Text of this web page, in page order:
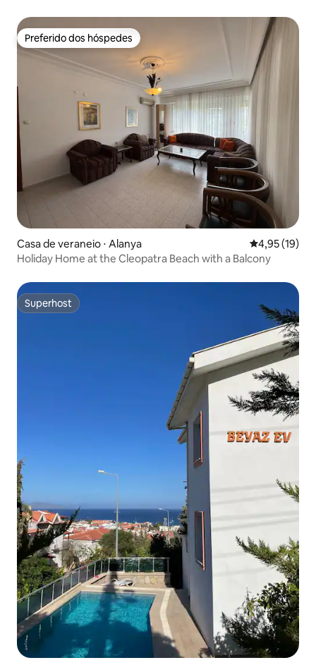
Preferido dos hóspedes
Preferido dos hóspedes
Casa de veraneio ⋅ Alanya 4,95 de uma
4,95 (19)
Holiday Home at the Cleopatra Beach with a Balcony
Superhost
Superhost